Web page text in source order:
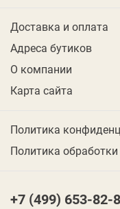
Доставка и оплата
Адреса бутиков
О компании
Карта сайта
Политика
Политика
+7 (499) 653-82-